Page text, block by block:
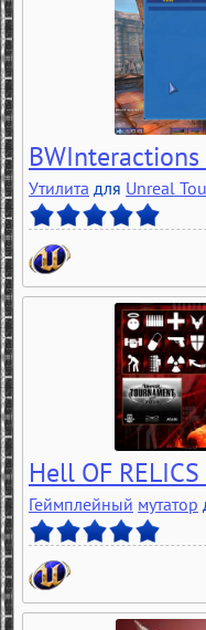
Утилита для Unreal
Hell OF
Геймплейный мутатор